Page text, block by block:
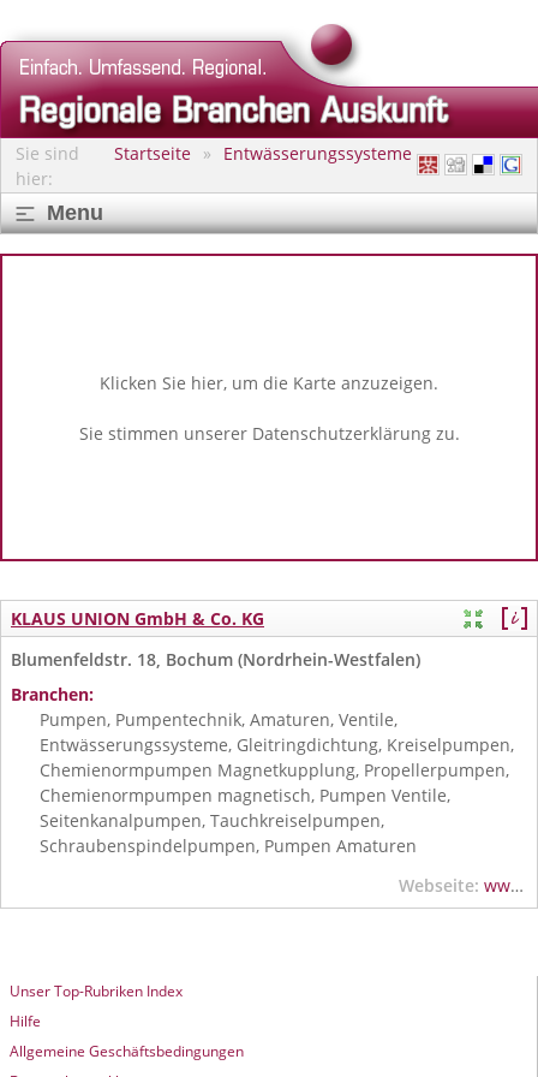
Sie sind
hier:
Startseite Entwässerungssysteme
Menu
Klicken Sie hier, um die Karte anzuzeigen.
Sie stimmen unserer Datenschutzerklärungzu.
KLAUS UNION GmbH & Co. KG
Blumenfeldstr. 18, Bochum (Nordrhein-Westfalen)
Branchen:
Pumpen, Pumpentechnik, Amaturen, Ventile,
Entwässerungssysteme, Gleitringdichtung, Kreiselpumpen,
Chemienormpumpen Magnetkupplung, Propellerpumpen,
Chemienormpumpen magnetisch, Pumpen Ventile,
Seitenkanalpumpen, Tauchkreiselpumpen,
Schraubenspindelpumpen, Pumpen Amaturen
Webseite: www.klaus-union.com
Unser Top-Rubriken Index
Hilfe
Allgemeine Geschäftsbedingungen